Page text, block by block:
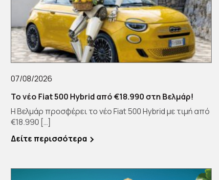
07/08/2026
Το νέο Fiat 500 Hybrid από €18.990 στη Βελμάρ!
Η Βελμάρ προσφέρει το νέο Fiat 500 Hybrid με τιμή από
€18.990 […]
Δείτε περισσότερα